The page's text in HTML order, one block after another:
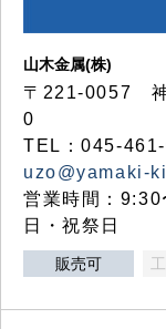
山木金属(株)
〒221-0057 神
0
TEL：045-
uzo@yamaki-
営業時間：
日・祝祭日
販売可